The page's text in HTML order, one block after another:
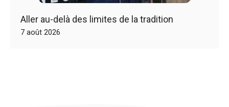
Aller au-delà des limites de la tradition
7 août 2026